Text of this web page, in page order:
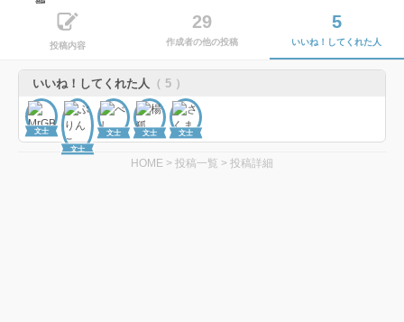
投稿内容
29
作成者の他の投稿
5
いいね！してくれた人
いいね！してくれた人 （ 5 ）
文士
文士
文士 文士 文士
HOME > 投稿一覧 > 投稿詳細